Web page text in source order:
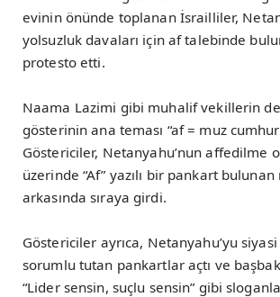
evinin önünde toplanan İsrailliler,
yolsuzluk davaları için af talebinde
protesto etti.
Naama Lazimi gibi muhalif vekillerin de
gösterinin ana teması “af = muz
Göstericiler, Netanyahu’nun affedilme
üzerinde “Af” yazılı bir pankart bulunan
arkasında sıraya girdi.
Göstericiler ayrıca, Netanyahu’yu
sorumlu tutan pankartlar açtı ve
“Lider sensin, suçlu sensin” gibi